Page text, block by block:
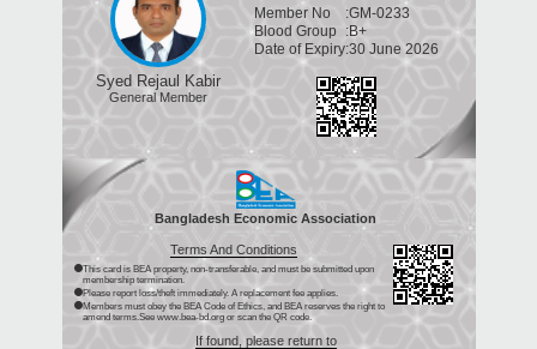
Syed Rejaul Kabir
General Member
Member No :GM-0233
Blood Group :B+
Date of Expiry:30 June 2026
Bangladesh Economic Association
Terms And Conditions
This card is BEA property, non-transferable, and must be submitted upon
membership termination.
Please report loss/theft immediately. A replacement fee applies.
Members must obey the BEA Code of Ethics, and BEA reserves the right to
amend terms.See www.bea-bd.org or scan the QR code.
If found, please return to